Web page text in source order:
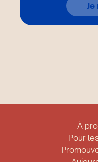
Je
À
Pour